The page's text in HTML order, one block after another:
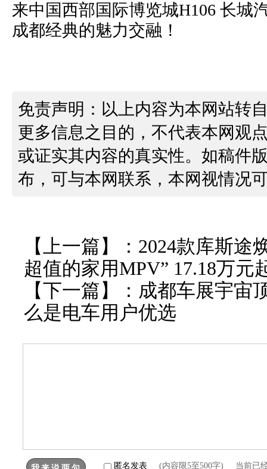
来中国西部国际博览城H106 长城
成都经典的魅力交融！
免责声明：以上内容为本网站转
更多信息之目的，不代表本网观
或证实其内容的真实性。如稿件
布，可与本网联系，本网视情况
【上一篇】： 2024款库斯途
超值的家用MPV” 17.18万元
【下一篇】： 成都车展宇宙
么是电车用户优选
匿名发表 (内容限5至500字) 当前已